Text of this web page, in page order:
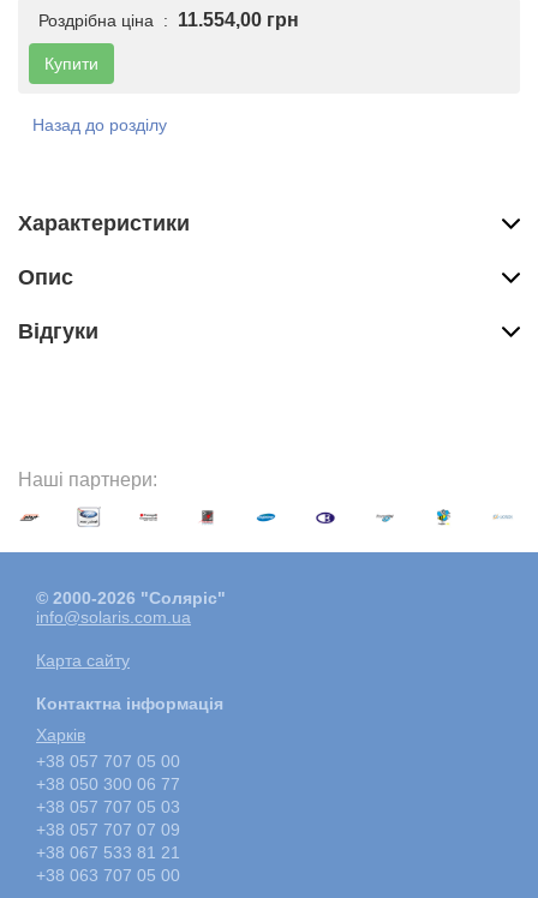
Роздрібна ціна : 11.554,00 грн
Купити
Назад до розділу
Характеристики
Опис
Вiдгуки
Наші партнери:
© 2000-2026 "Соляріс"
info@solaris.com.ua
Карта сайту
Контактна інформація
Харкiв
+38 057 707 05 00
+38 050 300 06 77
+38 057 707 05 03
+38 057 707 07 09
+38 067 533 81 21
+38 063 707 05 00